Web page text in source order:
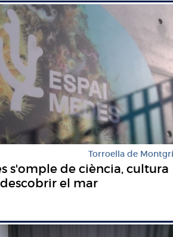
Torroella de Montgrí
s'omple de ciència, cultura
el mar